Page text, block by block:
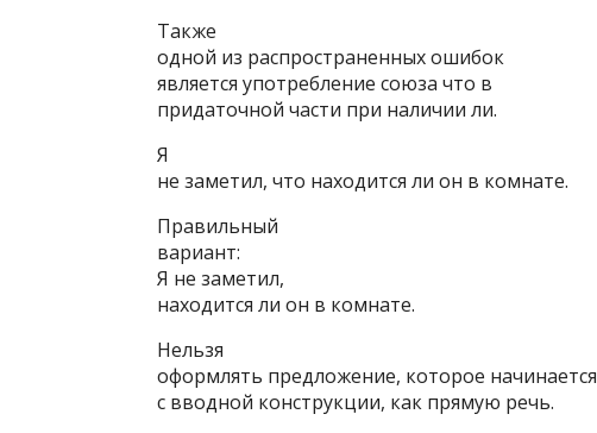
Также
одной из распространенных ошибок
является употребление союза что в
придаточной части при наличии ли.
Я
не заметил, что находится ли он в комнате.
Правильный
вариант:
Я не заметил,
находится ли он в комнате.
Нельзя
оформлять предложение, которое начинается
с вводной конструкции, как прямую речь.